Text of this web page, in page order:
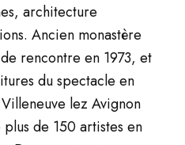
architecture
Ancien monastère
rencontre en 1973, et
du spectacle en
lez Avignon
de 150 artistes en